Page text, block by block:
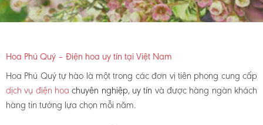
Hoa Phú Quý – Điện hoa uy tín tại Việt Nam
Hoa Phú Quý tự hào là một trong các đơn vị tiên phong cung cấp
dịch vụ điện hoachuyên nghiệp, uy tín và được hàng ngàn khách
hàng tin tưởng lựa chọn mỗi năm.